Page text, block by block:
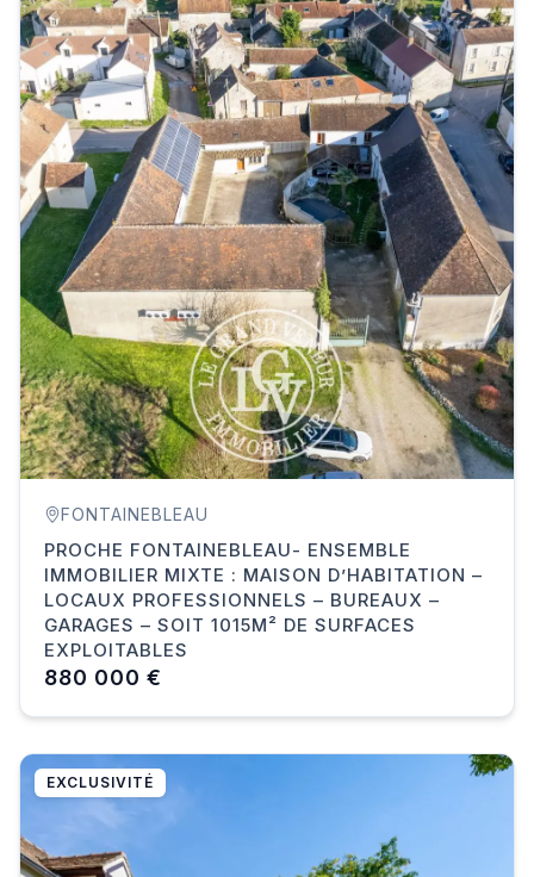
FONTAINEBLEAU
PROCHE FONTAINEBLEAU- ENSEMBLE
IMMOBILIER MIXTE : MAISON D’HABITATION –
LOCAUX PROFESSIONNELS – BUREAUX –
GARAGES – SOIT 1015M² DE SURFACES
EXPLOITABLES
880 000 €
EXCLUSIVITÉ